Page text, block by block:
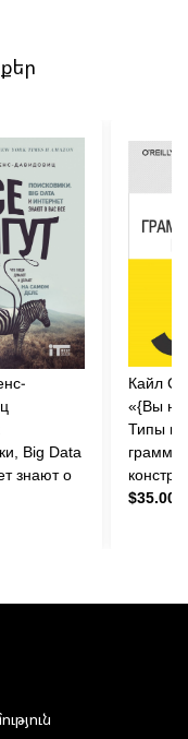
Big Data
знают о
Кайл
«{Вы не
Типы и
$35.00